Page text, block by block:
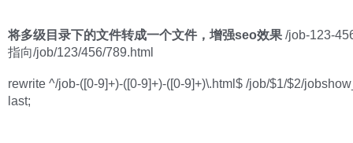
将多级目录下的文件转成一个文件，增强seo效果 /job-123-
指向/job/123/456/789.html
rewrite ^/job-([0-9]+)-([0-9]+)-([0-9]+)\.html$ /job/$1/$2/
last;